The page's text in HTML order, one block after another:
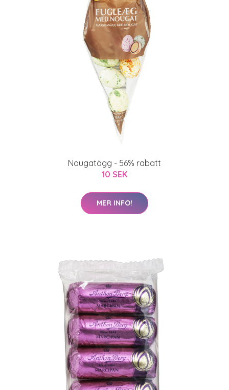
Nougatägg - 56% rabatt
10 SEK
MER INFO!